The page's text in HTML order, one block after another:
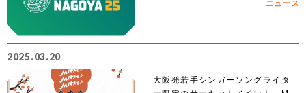
ニュース
2025.03.20
大阪発若手シンガーソングライタ